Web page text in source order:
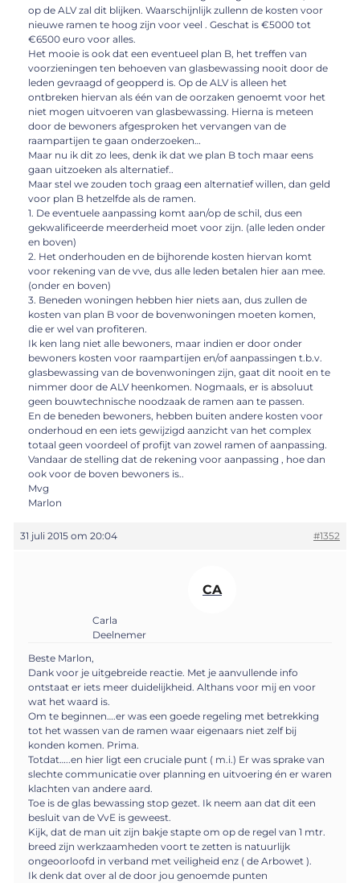
op de ALV zal dit blijken. Waarschijnlijk zullenn de kosten voor
nieuwe ramen te hoog zijn voor veel . Geschat is €5000 tot
€6500 euro voor alles.
Het mooie is ook dat een eventueel plan B, het treffen van
voorzieningen ten behoeven van glasbewassing nooit door de
leden gevraagd of geopperd is. Op de ALV is alleen het
ontbreken hiervan als één van de oorzaken genoemt voor het
niet mogen uitvoeren van glasbewassing. Hierna is meteen
door de bewoners afgesproken het vervangen van de
raampartijen te gaan onderzoeken…
Maar nu ik dit zo lees, denk ik dat we plan B toch maar eens
gaan uitzoeken als alternatief..
Maar stel we zouden toch graag een alternatief willen, dan geld
voor plan B hetzelfde als de ramen.
1. De eventuele aanpassing komt aan/op de schil, dus een
gekwalificeerde meerderheid moet voor zijn. (alle leden onder
en boven)
2. Het onderhouden en de bijhorende kosten hiervan komt
voor rekening van de vve, dus alle leden betalen hier aan mee.
(onder en boven)
3. Beneden woningen hebben hier niets aan, dus zullen de
kosten van plan B voor de bovenwoningen moeten komen,
die er wel van profiteren.
Ik ken lang niet alle bewoners, maar indien er door onder
bewoners kosten voor raampartijen en/of aanpassingen t.b.v.
glasbewassing van de bovenwoningen zijn, gaat dit nooit en te
nimmer door de ALV heenkomen. Nogmaals, er is absoluut
geen bouwtechnische noodzaak de ramen aan te passen.
En de beneden bewoners, hebben buiten andere kosten voor
onderhoud en een iets gewijzigd aanzicht van het complex
totaal geen voordeel of profijt van zowel ramen of aanpassing.
Vandaar de stelling dat de rekening voor aanpassing , hoe dan
ook voor de boven bewoners is..
Mvg
Marlon
31 juli 2015 om 20:04 #1352
CA
Carla
Deelnemer
Beste Marlon,
Dank voor je uitgebreide reactie. Met je aanvullende info
ontstaat er iets meer duidelijkheid. Althans voor mij en voor
wat het waard is.
Om te beginnen….er was een goede regeling met betrekking
tot het wassen van de ramen waar eigenaars niet zelf bij
konden komen. Prima.
Totdat…..en hier ligt een cruciale punt ( m.i.) Er was sprake van
slechte communicatie over planning en uitvoering én er waren
klachten van andere aard.
Toe is de glas bewassing stop gezet. Ik neem aan dat dit een
besluit van de VvE is geweest.
Kijk, dat de man uit zijn bakje stapte om op de regel van 1 mtr.
breed zijn werkzaamheden voort te zetten is natuurlijk
ongeoorloofd in verband met veiligheid enz ( de Arbowet ).
Ik denk dat over al de door jou genoemde punten